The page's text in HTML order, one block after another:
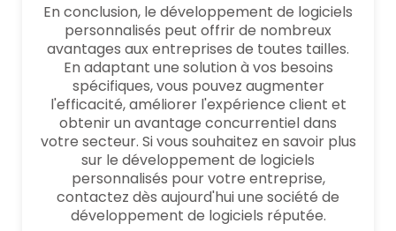
En conclusion, le développement de logiciels
personnalisés peut offrir de nombreux
avantages aux entreprises de toutes tailles.
En adaptant une solution à vos besoins
spécifiques, vous pouvez augmenter
l'efficacité, améliorer l'expérience client et
obtenir un avantage concurrentiel dans
votre secteur. Si vous souhaitez en savoir plus
sur le développement de logiciels
personnalisés pour votre entreprise,
contactez dès aujourd'hui une société de
développement de logiciels réputée.